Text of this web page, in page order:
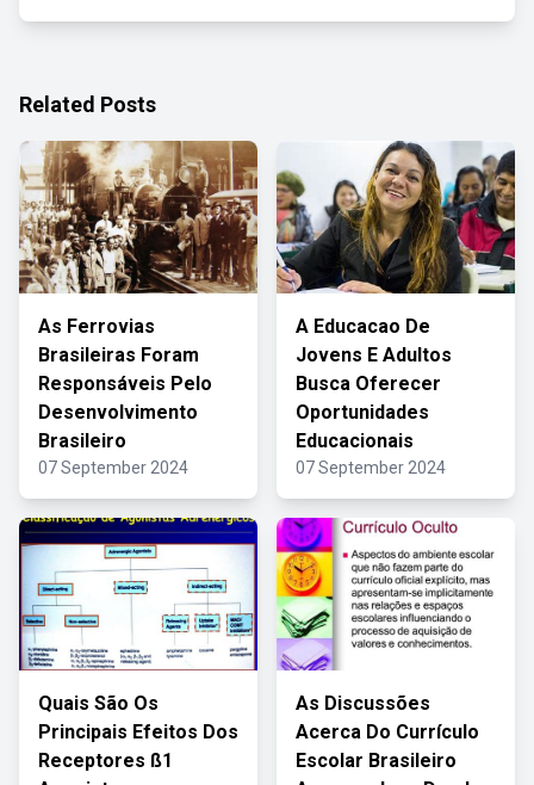
Related Posts
As Ferrovias
Brasileiras Foram
Responsáveis Pelo
Desenvolvimento
Brasileiro
07 September 2024
A Educacao De
Jovens E Adultos
Busca Oferecer
Oportunidades
Educacionais
07 September 2024
Quais São Os
Principais Efeitos Dos
Receptores ß1
As Discussões
Acerca Do Currículo
Escolar Brasileiro